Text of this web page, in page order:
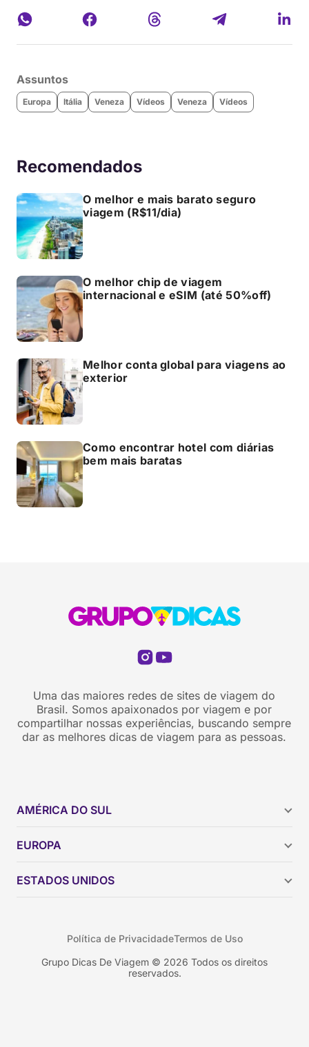
Assuntos
Europa Itália Veneza Vídeos Veneza Vídeos
Recomendados
O melhor e mais barato seguro
viagem (R$11/dia)
O melhor chip de viagem
internacional e eSIM (até 50%off)
Melhor conta global para viagens ao
exterior
Como encontrar hotel com diárias
bem mais baratas
Uma das maiores redes de sites de viagem do
Brasil. Somos apaixonados por viagem e por
compartilhar nossas experiências, buscando sempre
dar as melhores dicas de viagem para as pessoas.
AMÉRICA DO SUL
Brasil
Colômbia
EUROPA
ESTADOS UNIDOS
Nova York
Grupo Dicas De Viagem © 2026 Todos os direitos
reservados.
Política de PrivacidadeTermos de Uso